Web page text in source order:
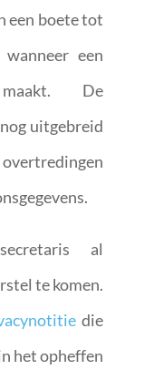
een boete tot
een
De
uitgebreid
al
te komen.
die
het opheffen